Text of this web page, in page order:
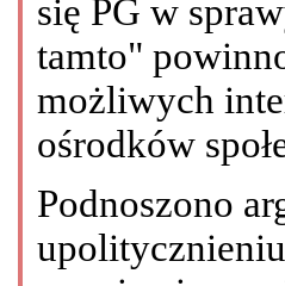
się PG w
tamto"
możliwych
ośrodków
Podnoszono